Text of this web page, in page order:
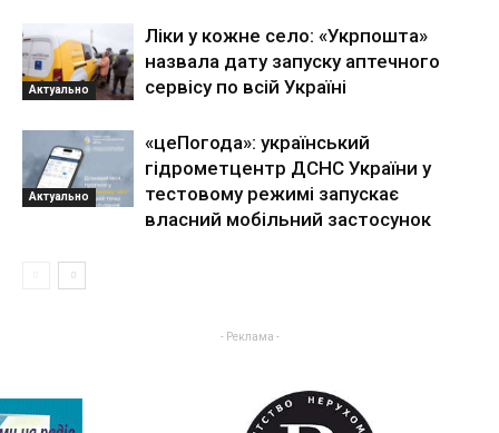
Актуально
Ліки у кожне село: «Укрпошта»
назвала дату запуску аптечного
сервісу по всій Україні
Актуально
«цеПогода»: український
гідрометцентр ДСНС України у
тестовому режимі запускає
власний мобільний застосунок
- Реклама -